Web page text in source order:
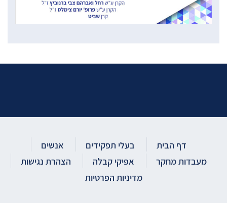
דף הבית בעלי תפקידים
אנשים
מעבדות מחקר
אפיקי קבלה
הצהרת נגישות
מדיניות הפרטיות